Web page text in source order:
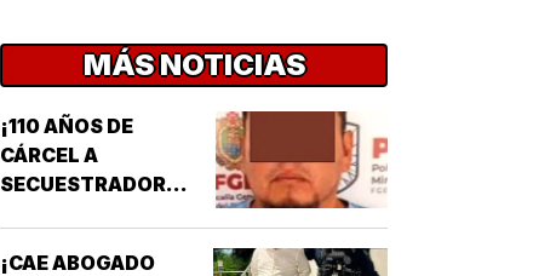
MÁS NOTICIAS
¡110 AÑOS DE
CÁRCEL A
SECUESTRADOR
¡CAE ABOGADO